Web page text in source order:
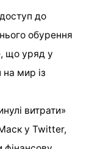
до
обурення
що уряд у
на мир із
витрати»
у Twitter,